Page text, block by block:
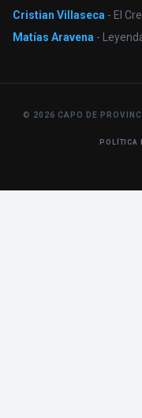
Cristian Villaseca - El
Matías Aravena -
© 2026 CAPO DE
POLÍTICA